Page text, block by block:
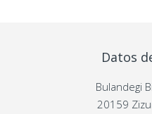
Datos
Bulandegi
20159